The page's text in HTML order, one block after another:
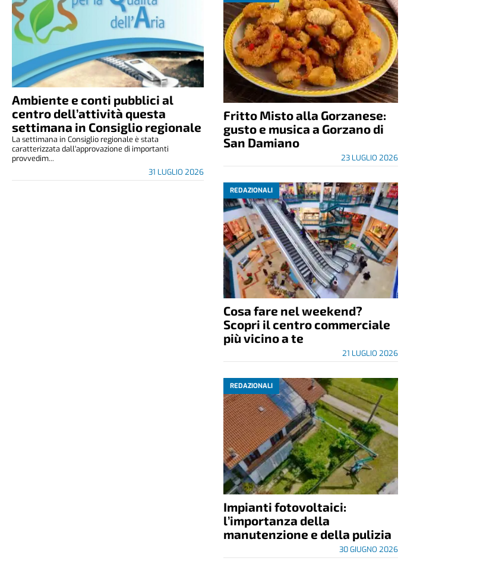
Ambiente e conti pubblici al
centro dell’attività questa
settimana in Consiglio regionale
31 LUGLIO 2026
La settimana in Consiglio regionale è stata
caratterizzata dall'approvazione di importanti
provvedim...
Fritto Misto alla Gorzanese:
gusto e musica a Gorzano di
San Damiano
23 LUGLIO 2026
REDAZIONALI
Cosa fare nel weekend?
Scopri il centro commerciale
più vicino a te
21 LUGLIO 2026
REDAZIONALI
Impianti fotovoltaici:
l’importanza della
manutenzione e della pulizia
30 GIUGNO 2026